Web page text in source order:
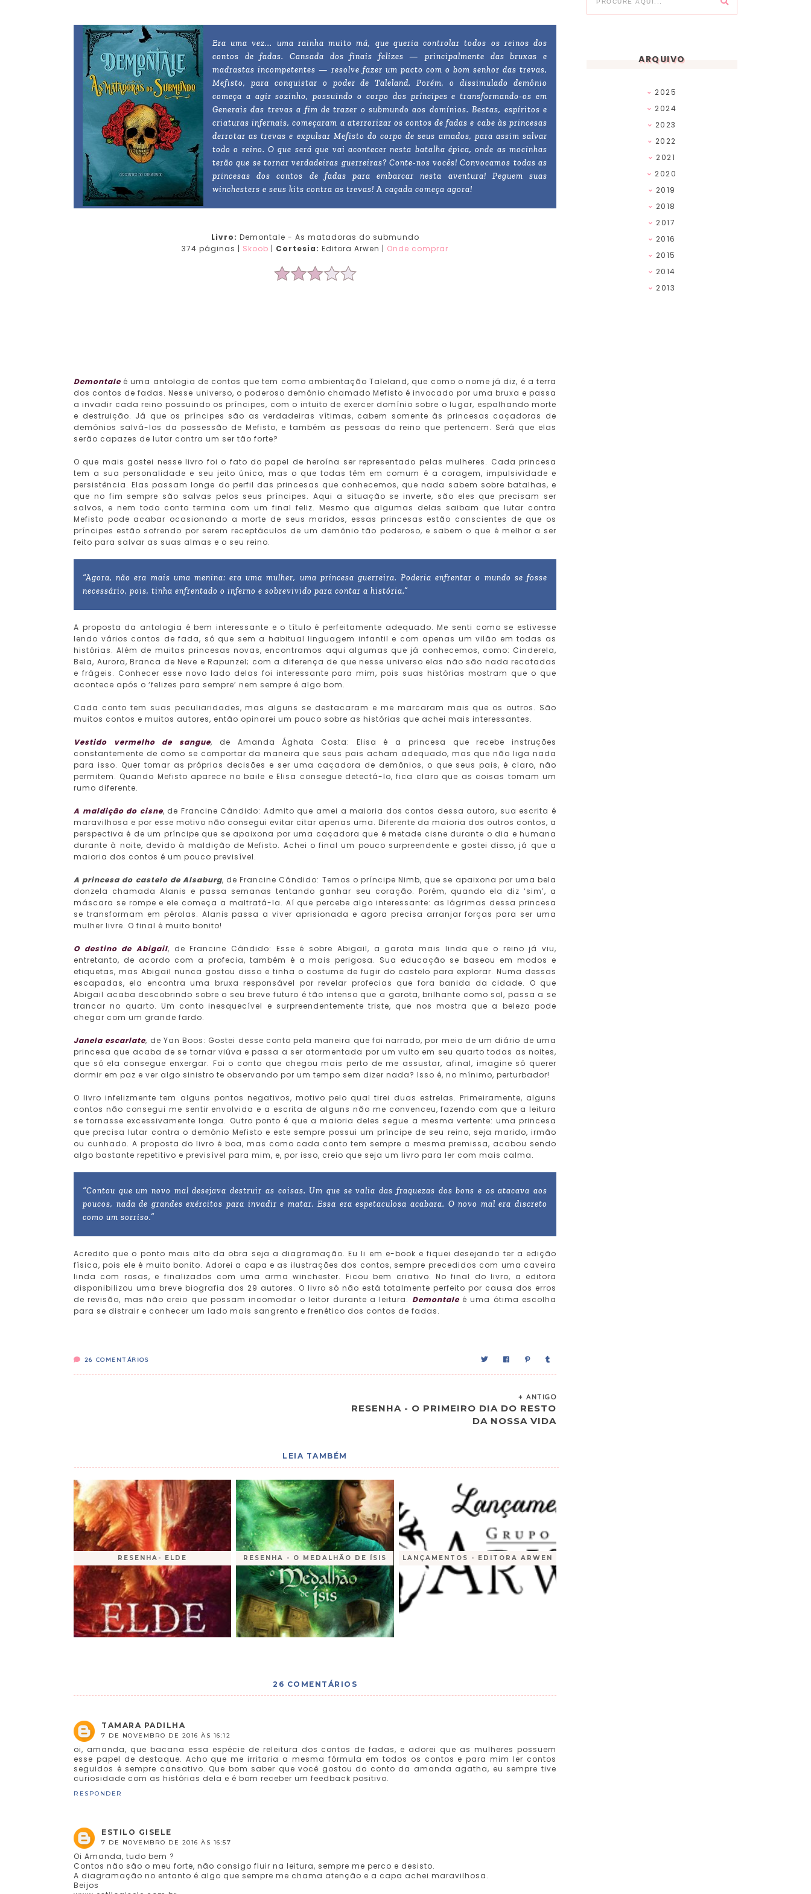
Era uma vez... uma rainha muito má, que queria controlar todos os reinos dos
contos de fadas. Cansada dos finais felizes — principalmente das bruxas e
madrastas incompetentes — resolve fazer um pacto com o bom senhor das trevas,
Mefisto, para conquistar o poder de Taleland. Porém, o dissimulado demônio
começa a agir sozinho, possuindo o corpo dos príncipes e transformando-os em
Generais das trevas a fim de trazer o submundo aos domínios. Bestas, espíritos e
criaturas infernais, começaram a aterrorizar os contos de fadas e cabe às princesas
derrotar as trevas e expulsar Mefisto do corpo de seus amados, para assim salvar
todo o reino. O que será que vai acontecer nesta batalha épica, onde as mocinhas
terão que se tornar verdadeiras guerreiras? Conte-nos vocês! Convocamos todas as
princesas dos contos de fadas para embarcar nesta aventura! Peguem suas
winchesters e seus kits contra as trevas! A caçada começa agora!
Livro: Demontale - As matadoras do submundo
374 páginas | Skoob | Cortesia: Editora Arwen | Onde comprar
Demontale é uma antologia de contos que tem como ambientação Taleland, que como o nome já diz, é a terra
dos contos de fadas. Nesse universo, o poderoso demônio chamado Mefisto é invocado por uma bruxa e passa
a invadir cada reino possuindo os príncipes, com o intuito de exercer domínio sobre o lugar, espalhando morte
e destruição. Já que os príncipes são as verdadeiras vítimas, cabem somente às princesas caçadoras de
demônios salvá-los da possessão de Mefisto, e também as pessoas do reino que pertencem. Será que elas
serão capazes de lutar contra um ser tão forte?
O que mais gostei nesse livro foi o fato do papel de heroína ser representado pelas mulheres. Cada princesa
tem a sua personalidade e seu jeito único, mas o que todas têm em comum é a coragem, impulsividade e
persistência. Elas passam longe do perfil das princesas que conhecemos, que nada sabem sobre batalhas, e
que no fim sempre são salvas pelos seus príncipes. Aqui a situação se inverte, são eles que precisam ser
salvos, e nem todo conto termina com um final feliz. Mesmo que algumas delas saibam que lutar contra
Mefisto pode acabar ocasionando a morte de seus maridos, essas princesas estão conscientes de que os
príncipes estão sofrendo por serem receptáculos de um demônio tão poderoso, e sabem o que é melhor a ser
feito para salvar as suas almas e o seu reino.
“Agora, não era mais uma menina: era uma mulher, uma princesa guerreira. Poderia enfrentar o mundo se fosse
necessário, pois, tinha enfrentado o inferno e sobrevivido para contar a história.”
A proposta da antologia é bem interessante e o título é perfeitamente adequado. Me senti como se estivesse
lendo vários contos de fada, só que sem a habitual linguagem infantil e com apenas um vilão em todas as
histórias. Além de muitas princesas novas, encontramos aqui algumas que já conhecemos, como: Cinderela,
Bela, Aurora, Branca de Neve e Rapunzel; com a diferença de que nesse universo elas não são nada recatadas
e frágeis. Conhecer esse novo lado delas foi interessante para mim, pois suas histórias mostram que o que
acontece após o ‘felizes para sempre’ nem sempre é algo bom.
Cada conto tem suas peculiaridades, mas alguns se destacaram e me marcaram mais que os outros. São
muitos contos e muitos autores, então opinarei um pouco sobre as histórias que achei mais interessantes.
Vestido vermelho de sangue, de Amanda Ághata Costa: Elisa é a princesa que recebe instruções
constantemente de como se comportar da maneira que seus pais acham adequado, mas que não liga nada
para isso. Quer tomar as próprias decisões e ser uma caçadora de demônios, o que seus pais, é claro, não
permitem. Quando Mefisto aparece no baile e Elisa consegue detectá-lo, fica claro que as coisas tomam um
rumo diferente.
A maldição do cisne, de Francine Cândido: Admito que amei a maioria dos contos dessa autora, sua escrita é
maravilhosa e por esse motivo não consegui evitar citar apenas uma. Diferente da maioria dos outros contos, a
perspectiva é de um príncipe que se apaixona por uma caçadora que é metade cisne durante o dia e humana
durante à noite, devido à maldição de Mefisto. Achei o final um pouco surpreendente e gostei disso, já que a
maioria dos contos é um pouco previsível.
A princesa do castelo de Alsaburg, de Francine Cândido: Temos o príncipe Nimb, que se apaixona por uma bela
donzela chamada Alanis e passa semanas tentando ganhar seu coração. Porém, quando ela diz ‘sim’, a
máscara se rompe e ele começa a maltratá-la. Aí que percebe algo interessante: as lágrimas dessa princesa
se transformam em pérolas. Alanis passa a viver aprisionada e agora precisa arranjar forças para ser uma
mulher livre. O final é muito bonito!
O destino de Abigail, de Francine Cândido: Esse é sobre Abigail, a garota mais linda que o reino já viu,
entretanto, de acordo com a profecia, também é a mais perigosa. Sua educação se baseou em modos e
etiquetas, mas Abigail nunca gostou disso e tinha o costume de fugir do castelo para explorar. Numa dessas
escapadas, ela encontra uma bruxa responsável por revelar profecias que fora banida da cidade. O que
Abigail acaba descobrindo sobre o seu breve futuro é tão intenso que a garota, brilhante como sol, passa a se
trancar no quarto. Um conto inesquecível e surpreendentemente triste, que nos mostra que a beleza pode
chegar com um grande fardo.
Janela escarlate, de Yan Boos: Gostei desse conto pela maneira que foi narrado, por meio de um diário de uma
princesa que acaba de se tornar viúva e passa a ser atormentada por um vulto em seu quarto todas as noites,
que só ela consegue enxergar. Foi o conto que chegou mais perto de me assustar, afinal, imagine só querer
dormir em paz e ver algo sinistro te observando por um tempo sem dizer nada? Isso é, no mínimo, perturbador!
O livro infelizmente tem alguns pontos negativos, motivo pelo qual tirei duas estrelas. Primeiramente, alguns
contos não consegui me sentir envolvida e a escrita de alguns não me convenceu, fazendo com que a leitura
se tornasse excessivamente longa. Outro ponto é que a maioria deles segue a mesma vertente: uma princesa
que precisa lutar contra o demônio Mefisto e este sempre possui um príncipe de seu reino, seja marido, irmão
ou cunhado. A proposta do livro é boa, mas como cada conto tem sempre a mesma premissa, acabou sendo
algo bastante repetitivo e previsível para mim, e, por isso, creio que seja um livro para ler com mais calma.
“Contou que um novo mal desejava destruir as coisas. Um que se valia das fraquezas dos bons e os atacava aos
poucos, nada de grandes exércitos para invadir e matar. Essa era espetaculosa acabara. O novo mal era discreto
como um sorriso.”
Acredito que o ponto mais alto da obra seja a diagramação. Eu li em e-book e fiquei desejando ter a edição
física, pois ele é muito bonito. Adorei a capa e as ilustrações dos contos, sempre precedidos com uma caveira
linda com rosas, e finalizados com uma arma winchester. Ficou bem criativo. No final do livro, a editora
disponibilizou uma breve biografia dos 29 autores. O livro só não está totalmente perfeito por causa dos erros
de revisão, mas não creio que possam incomodar o leitor durante a leitura. Demontaleé uma ótima escolha
para se distrair e conhecer um lado mais sangrento e frenético dos contos de fadas.
26 COMENTÁRIOS
+ ANTIGO
RESENHA - O PRIMEIRO DIA DO RESTO
DA NOSSA VIDA
LEIA TAMBÉM
RESENHA- ELDE RESENHA - O MEDALHÃO DE ÍSIS LANÇAMENTOS - EDITORA ARWEN
26 COMENTÁRIOS
TAMARA PADILHA
7 DE NOVEMBRO DE 2016 ÀS 16:12
oi, amanda, que bacana essa espécie de releitura dos contos de fadas, e adorei que as mulheres possuem
esse papel de destaque. Acho que me irritaria a mesma fórmula em todos os contos e para mim ler contos
seguidos é sempre cansativo. Que bom saber que você gostou do conto da amanda agatha, eu sempre tive
curiosidade com as histórias dela e é bom receber um feedback positivo.
RESPONDER
ESTILO GISELE
7 DE NOVEMBRO DE 2016 ÀS 16:57
Oi Amanda, tudo bem ?
Contos não são o meu forte, não consigo fluir na leitura, sempre me perco e desisto.
A diagramação no entanto é algo que sempre me chama atenção e a capa achei maravilhosa.
Beijos
ARQUIVO
2025
2024
2023
2022
2021
2020
2019
2018
2017
2016
2015
2014
2013